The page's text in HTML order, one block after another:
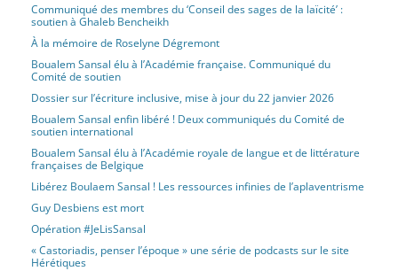
Communiqué des membres du ‘Conseil des sages de la laïcité’ :
soutien à Ghaleb Bencheikh
À la mémoire de Roselyne Dégremont
Boualem Sansal élu à l’Académie française. Communiqué du
Comité de soutien
Dossier sur l’écriture inclusive, mise à jour du 22 janvier 2026
Boualem Sansal enfin libéré ! Deux communiqués du Comité de
soutien international
Boualem Sansal élu à l’Académie royale de langue et de littérature
françaises de Belgique
Libérez Boulaem Sansal ! Les ressources infinies de l’aplaventrisme
Guy Desbiens est mort
Opération #JeLisSansal
« Castoriadis, penser l’époque » une série de podcasts sur le site
Hérétiques